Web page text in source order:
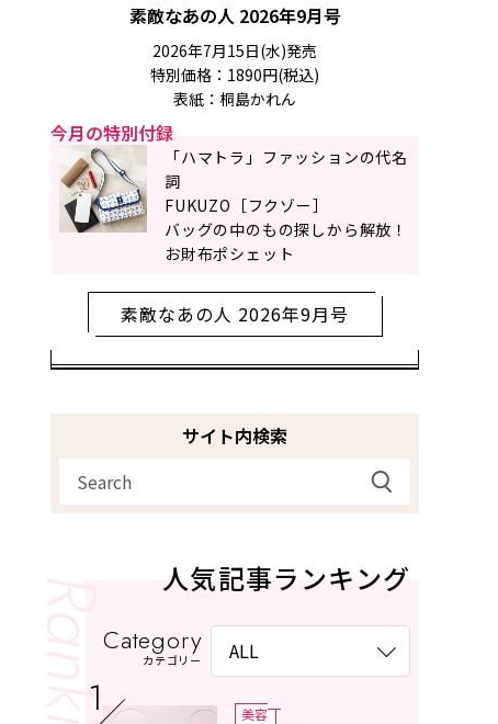
素敵なあの人 2026年9月号
2026年7月15日(水)発売
特別価格：1890円(税込)
表紙：桐島かれん
今月の特別付録
「ハマトラ」ファッションの代名
詞
FUKUZO［フクゾー］
バッグの中のもの探しから解放！
お財布ポシェット
素敵なあの人 2026年9月号
サイト内検索
人気記事ランキング
Category
カテゴリー
美容